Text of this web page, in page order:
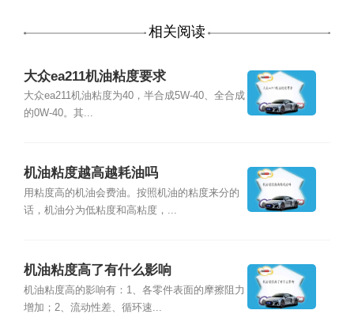
相关阅读
大众ea211机油粘度要求
大众ea211机油粘度为40，半合成5W-40、全合成
的0W-40。其...
机油粘度越高越耗油吗
用粘度高的机油会费油。按照机油的粘度来分的
话，机油分为低粘度和高粘度，...
机油粘度高了有什么影响
机油粘度高的影响有：1、各零件表面的摩擦阻力
增加；2、流动性差、循环速...